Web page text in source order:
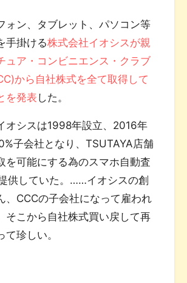
ン、タブレット、パソコン等
手掛ける株式会社イオシスが親
ュア・コンビニエンス・クラブ
から自社株式を全て取得して
を発表 した。
オシスは1998年設立、2016年
子会社となり、TSUTAYA店舗
を可能にする為のスマホ自動査
供していた。……イオシスの創
、CCCの子会社になって雇われ
そこから自社株式買い戻して再
て珍しい。